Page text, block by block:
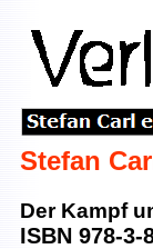
Stefan
Der Kampf
ISBN 978-